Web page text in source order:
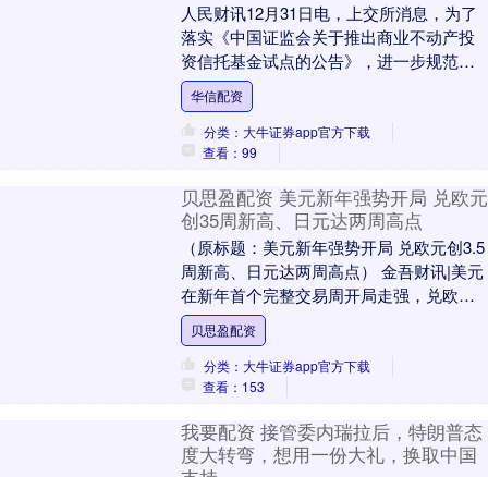
人民财讯12月31日电，上交所消息，为了
落实《中国证监会关于推出商业不动产投
资信托基金试点的公告》，进一步规范不
动产投资信托基金发售、上市业务及相关
信息披露等工....
华信配资
分类：大牛证券app官方下载
查看：99
贝思盈配资 美元新年强势开局 兑欧元
创35周新高、日元达两周高点
（原标题：美元新年强势开局 兑欧元创3.5
周新高、日元达两周高点） 金吾财讯|美元
在新年首个完整交易周开局走强，兑欧元
汇率升至1.1704美元，创3.5周新高；....
贝思盈配资
分类：大牛证券app官方下载
查看：153
我要配资 接管委内瑞拉后，特朗普态
度大转弯，想用一份大礼，换取中国